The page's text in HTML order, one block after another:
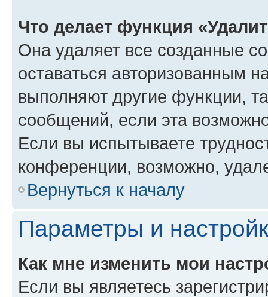
Что делает функция
Она удаляет все созданные
оставаться авторизованным
выполняют другие функции,
сообщений, если эта
Если вы испытываете
конференции, возможно,
Вернуться к началу
Параметры и
Как мне изменить мои
Если вы являетесь